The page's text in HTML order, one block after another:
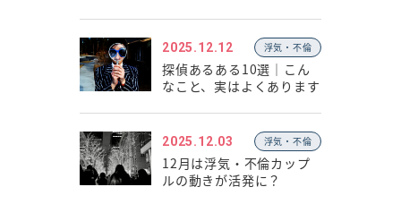
2025.12.12 浮気・不倫
探偵あるある10選｜こん
なこと、実はよくあります
2025.12.03 浮気・不倫
12月は浮気・不倫カップ
ルの動きが活発に？